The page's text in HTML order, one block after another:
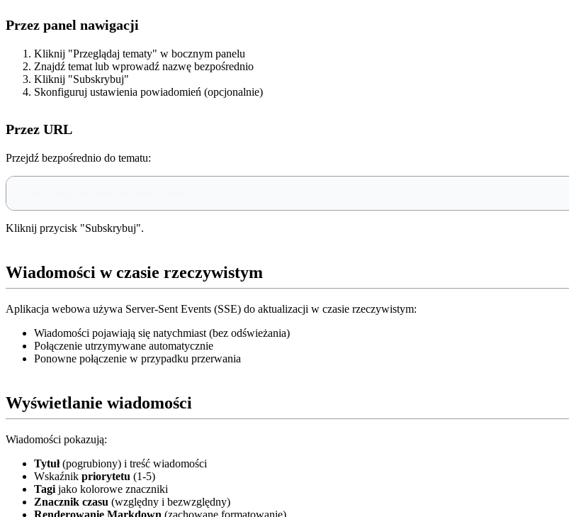
Przez panel nawigacji
Kliknij "Przeglądaj tematy" w bocznym panelu
Znajdź temat lub wprowadź nazwę bezpośrednio
Kliknij "Subskrybuj"
Skonfiguruj ustawienia powiadomień (opcjonalnie)
Przez URL
Przejdź bezpośrednio do tematu:
Kliknij przycisk "Subskrybuj".
Wiadomości w czasie rzeczywistym
Aplikacja webowa używa Server-Sent Events (SSE) do aktualizacji w czasie rzeczywistym:
Wiadomości pojawiają się natychmiast (bez odświeżania)
Połączenie utrzymywane automatycznie
Ponowne połączenie w przypadku przerwania
Wyświetlanie wiadomości
Wiadomości pokazują:
Tytuł(pogrubiony) i treść wiadomości
Wskaźnik priorytetu (1-5)
Tagi jako kolorowe znaczniki
Znacznik czasu (względny i bezwzględny)
Renderowanie Markdown (zachowane formatowanie)